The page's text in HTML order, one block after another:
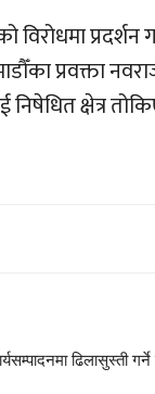
प्रदर्शन
प्रवक्ता
निषेधित क्षेत्र
ढिलासुस्ती